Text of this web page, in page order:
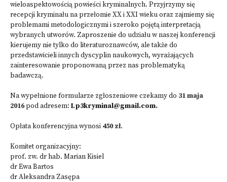
wieloaspektowością powieści kryminalnych. Przyjrzymy się
recepcji kryminału na przełomie XX i XXI wieku oraz zajmiemy się
problemami metodologicznymi i szeroko pojętą interpretacją
wybranych utworów. Zaproszenie do udziału w naszej konferencji
kierujemy nie tylko do literaturoznawców, ale także do
przedstawicieli innych dyscyplin naukowych, wyrażających
zainteresowanie proponowaną przez nas problematyką
badawczą.
Na wypełnione formularze zgłoszeniowe czekamy do 31 maja
2016pod adresem: Lp3kryminal@gmail.com.
Opłata konferencyjna wynosi 450 zł.
Komitet organizacyjny:
prof. zw. dr hab. Marian Kisiel
dr Ewa Bartos
dr Aleksandra Zasępa